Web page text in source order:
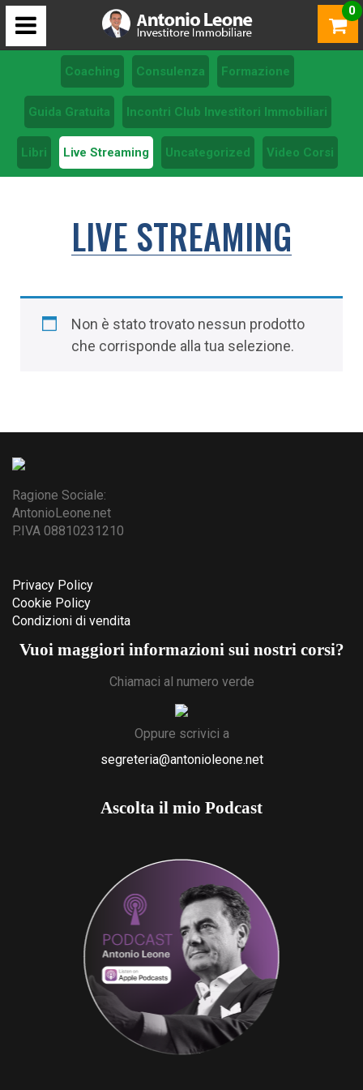
0
Coaching Consulenza Formazione
Guida Gratuita Incontri Club Investitori Immobiliari
Libri Live Streaming Uncategorized Video Corsi
LIVE STREAMING
Non è stato trovato nessun prodotto
che corrisponde alla tua selezione.
Ragione Sociale:
AntonioLeone.net
P.IVA 08810231210
Privacy Policy
Cookie Policy
Condizioni di vendita
Vuoi maggiori informazioni sui nostri corsi?
Chiamaci al numero verde
Oppure scrivici a
segreteria@antonioleone.net
Ascolta il mio Podcast